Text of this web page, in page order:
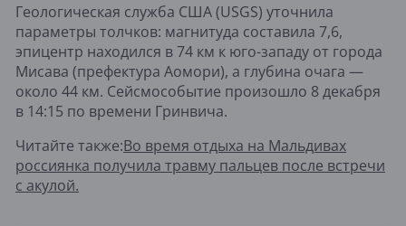
Геологическая служба США (USGS) уточнила
параметры толчков: магнитуда составила 7,6,
эпицентр находился в 74 км к юго-западу от города
Мисава (префектура Аомори), а глубина очага —
около 44 км. Сейсмособытие произошло 8 декабря
в 14:15 по времени Гринвича.
Читайте также:Во время отдыха на Мальдивах
россиянка получила травму пальцев после встречи
с акулой.